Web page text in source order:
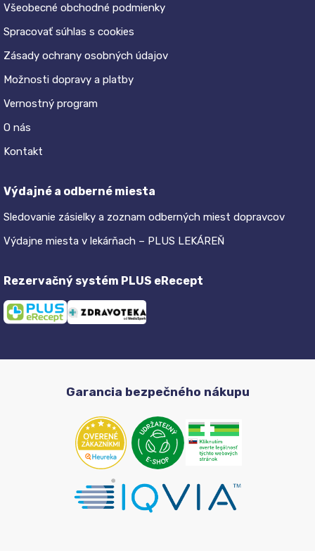
Všeobecné obchodné podmienky
Spracovať súhlas s cookies
Zásady ochrany osobných údajov
Možnosti dopravy a platby
Vernostný program
O nás
Kontakt
Výdajné a odberné miesta
Sledovanie zásielky a zoznam odberných miest dopravcov
Výdajne miesta v lekárňach – PLUS LEKÁREŇ
Rezervačný systém PLUS eRecept
Garancia bezpečného nákupu